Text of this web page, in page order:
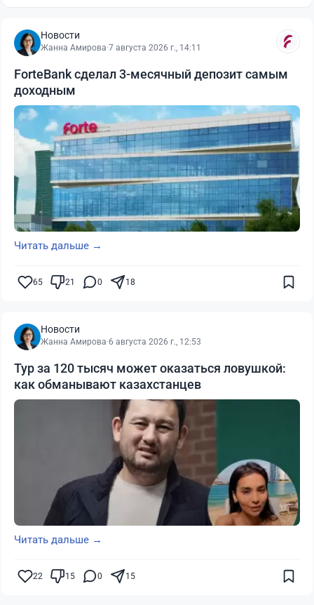
Новости
Жанна Амирова·7 августа 2026 г., 14:11
ForteBank сделал 3-месячный депозит самым
доходным
Читать дальше →
65 21 0 18
Новости
Жанна Амирова·6 августа 2026 г., 12:53
Тур за 120 тысяч может оказаться ловушкой:
как обманывают казахстанцев
Читать дальше →
22 15 0 15